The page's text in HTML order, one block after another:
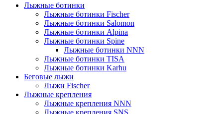
Лыжные ботинки
Лыжные ботинки Fischer
Лыжные ботинки Salomon
Лыжные ботинки Alpina
Лыжные ботинки Spine
Лыжные ботинки NNN
Лыжные ботинки TISA
Лыжные ботинки Karhu
Беговые лыжи
Лыжи Fischer
Лыжные крепления
Лыжные крепления NNN
Лыжные крепления SNS